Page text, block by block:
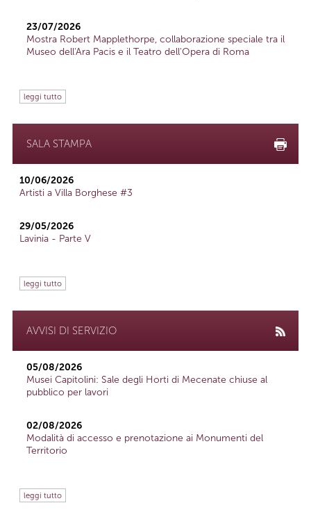
23/07/2026
Mostra Robert Mapplethorpe, collaborazione speciale tra il
Museo dell'Ara Pacis e il Teatro dell'Opera di Roma
leggi tutto
SALA STAMPA
10/06/2026
Artisti a Villa Borghese #3
29/05/2026
Lavinia - Parte V
leggi tutto
AVVISI DI SERVIZIO
05/08/2026
Musei Capitolini: Sale degli Horti di Mecenate chiuse al
pubblico per lavori
02/08/2026
Modalità di accesso e prenotazione ai Monumenti del
Territorio
leggi tutto